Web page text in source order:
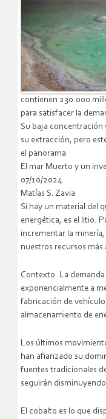
contienen 230.000
para satisfacer la
Su baja concentración
su extracción, pero
el panorama
El mar Muerto y un
07/10/2024
Matías S. Zavia
Si hay un material del
energética, es el litio.
incrementar la
nuestros recursos más
Contexto. La
exponencialmente a
fabricación de
almacenamiento de
Los últimos
han afianzado su
fuentes tradicionales
seguirán
El cobalto es lo que